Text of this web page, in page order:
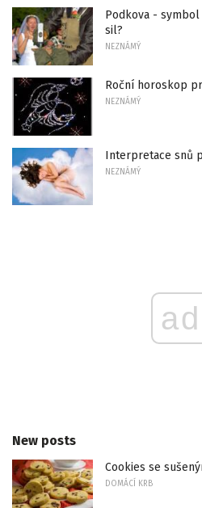
Podkova -
sil?
NEZNÁMÝ
Roční horoskop
NEZNÁMÝ
Interpretace snů
NEZNÁMÝ
ad
New posts
Cookies se
DOMÁCÍ KRB